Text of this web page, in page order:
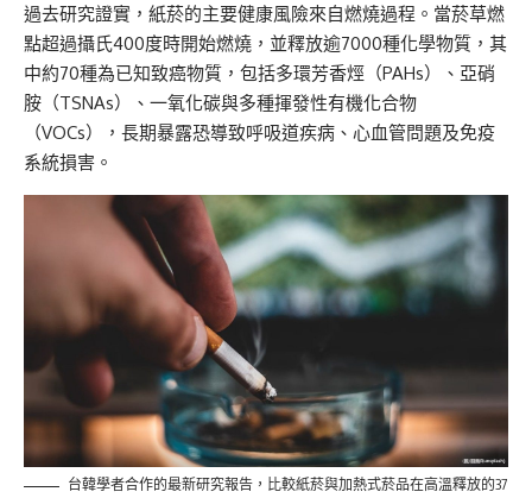
過去研究證實，紙菸的主要健康風險來自燃燒過程。當菸草燃
點超過攝氏400度時開始燃燒，並釋放逾7000種化學物質，其
中約70種為已知致癌物質，包括多環芳香烴（PAHs）、亞硝
胺（TSNAs）、一氧化碳與多種揮發性有機化合物
（VOCs），長期暴露恐導致呼吸道疾病、心血管問題及免疫
系統損害。
台韓學者合作的最新研究報告，比較紙菸與加熱式菸品在高溫釋放的37